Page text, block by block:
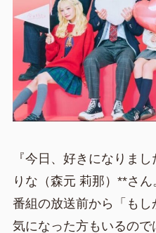
『今日、好きになりま
りな（森元 莉那）**さん
番組の放送前から「も
気になった方もいるので